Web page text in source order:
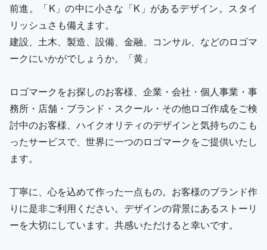
前進。「K」の中に小さな「K」があるデザイン。スタイ
リッシュさも備えます。
建設、土木、製造、設備、金融、コンサル、などのロゴマ
ークにいかがでしょうか。「黄」
ロゴマークをお探しのお客様、企業・会社・個人事業・事
務所・店舗・ブランド・スクール・その他ロゴ作成をご検
討中のお客様、ハイクオリティのデザインと気持ちのこも
ったサービスで、世界に一つのロゴマークをご提供いたし
ます。
丁寧に、心を込めて作った一点もの。お客様のブランド作
りに是非ご利用ください。デザインの背景にあるストーリ
ーを大切にしています。共感いただけると幸いです。